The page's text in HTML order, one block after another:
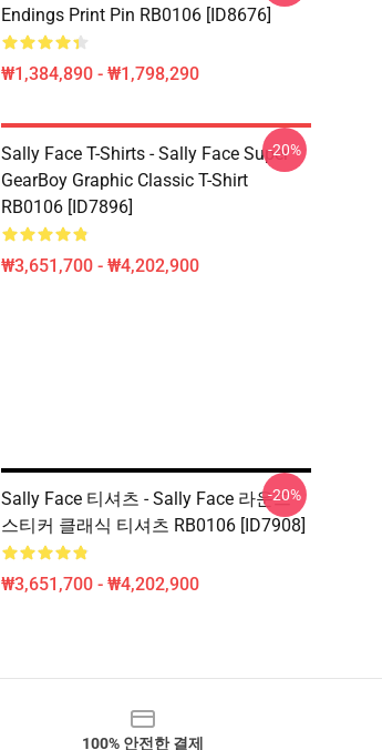
Endings Print Pin RB0106 [ID8676]
₩1,384,890 - ₩1,798,290
Sally Face T-Shirts - Sally Face Super
GearBoy Graphic Classic T-Shirt
RB0106 [ID7896]
₩3,651,700 - ₩4,202,900
-20%
Sally Face 티셔츠 - Sally Face 라운드
스티커 클래식 티셔츠 RB0106 [ID7908]
₩3,651,700 - ₩4,202,900
-20%
100% 안전한 결제